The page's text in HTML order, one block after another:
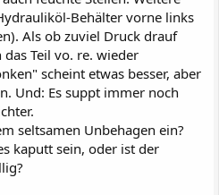
Behälter vorne links
Als ob zuviel Druck drauf
das Teil vo. re. wieder
scheint etwas besser, aber
Und: Es suppt immer noch
seltsamen Unbehagen ein?
kaputt sein, oder ist der